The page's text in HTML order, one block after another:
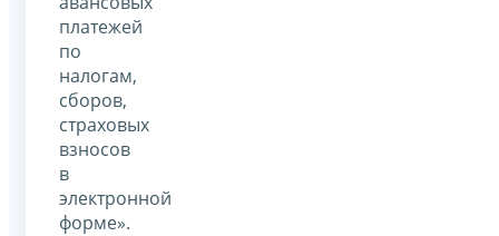
платежей
по
налогам,
сборов,
страховых
взносов
в
электронной
форме».